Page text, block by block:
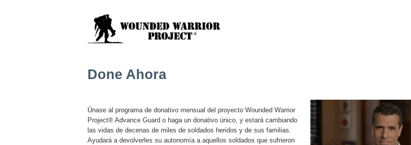
Done Ahora
Únase al programa de donativo mensual del proyecto Wounded Warrior
Project® Advance Guard o haga un donativo único, y estará cambiando
las vidas de decenas de miles de soldados heridos y de sus familias.
Ayudará a devolverles su autonomía a aquellos soldados que sufrieron